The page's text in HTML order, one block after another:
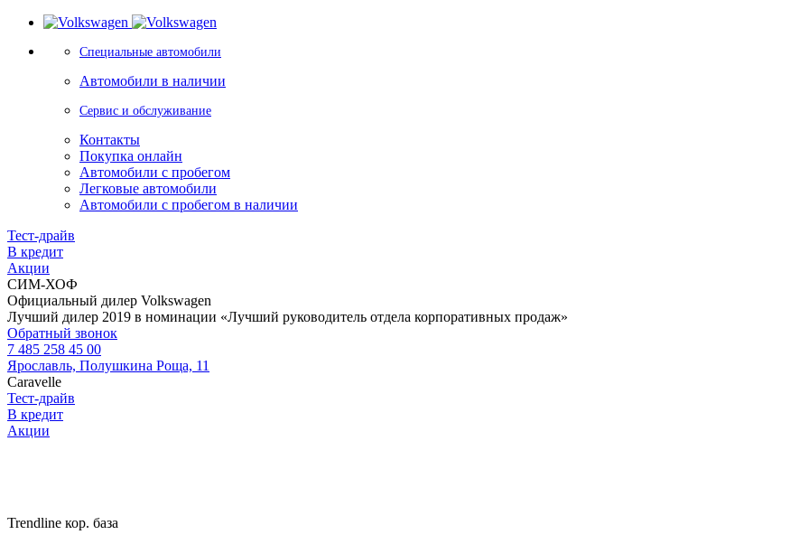
Специальные автомобили
Автомобили в наличии
Сервис и обслуживание
Контакты
Покупка онлайн
Автомобили с пробегом
Легковые автомобили
Автомобили с пробегом в наличии
Тест-драйв
В кредит
Акции
СИМ-ХОФ
Официальный дилер Volkswagen
Лучший дилер 2019 в номинации «Лучший руководитель отдела корпоративных продаж»
Обратный звонок
7 485 258 45 00
Ярославль, Полушкина Роща, 11
Caravelle
Тест-драйв
В кредит
Акции
Trendline кор. база